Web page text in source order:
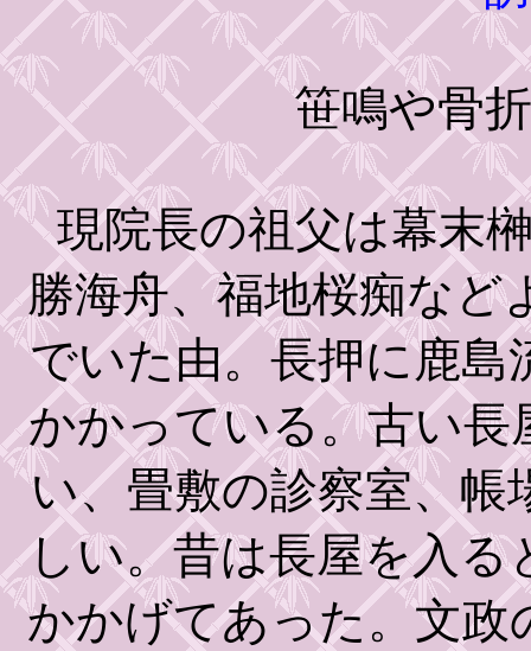
笹鳴や骨
現院長の祖父は幕末榊
勝海舟、福地桜痴など
でいた由。長押に鹿島
かかっている。古い長
い、畳敷の診察室、帳
しい。昔は長屋を入る
かかげてあった。文政